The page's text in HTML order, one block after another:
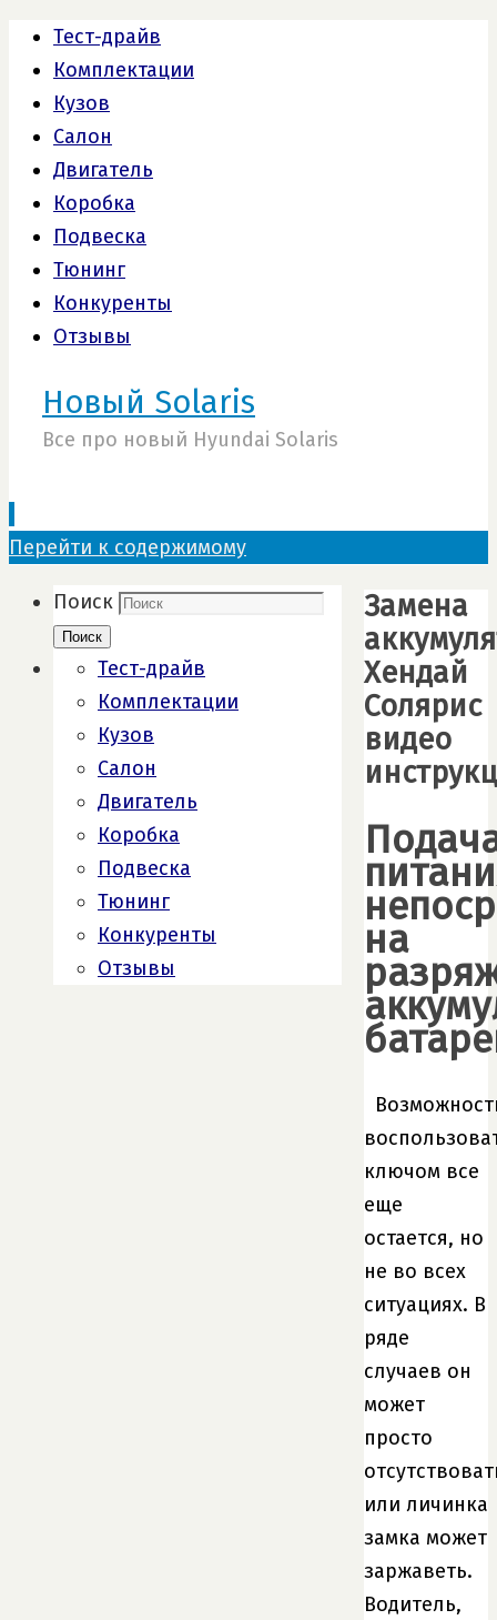
Тест-драйв
Комплектации
Кузов
Салон
Двигатель
Коробка
Подвеска
Тюнинг
Конкуренты
Отзывы
Новый Solaris
Все про новый Hyundai Solaris
Перейти к содержимому
Замена
Хендай
Солярис
видео
на
ключом все
еще
остается, но
не во всех
ситуациях. В
ряде
случаев он
может
просто
или личинка
замка может
заржаветь.
Водитель,
Поиск
Поиск
Тест-драйв
Комплектации
Кузов
Салон
Двигатель
Коробка
Подвеска
Тюнинг
Конкуренты
Отзывы